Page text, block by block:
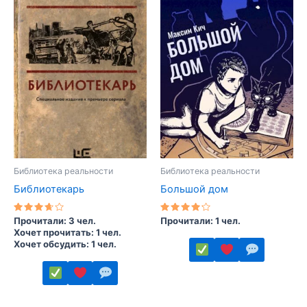
несколько
вариаций.
Опции
можно
выбрать
на
странице
товара.
вариаций.
Опции
можно
выбрать
на
странице
товара.
Библиотека реальности
Библиотекарь
Оценка
3.50
из 5
Прочитали: 3 чел.
Хочет прочитать: 1 чел.
Хочет обсудить: 1 чел.
Библиотека реальности
Большой дом
Оценка
4.00
Прочитали: 1 чел.